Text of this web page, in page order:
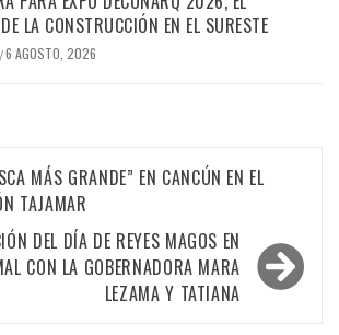
LA CONSTRUCCIÓN EN EL SURESTE
/6 AGOSTO, 2026
MÁS GRANDE” EN CANCÚN EN EL
TAJAMAR
DEL DÍA DE REYES MAGOS EN
CON LA GOBERNADORA MARA
LEZAMA Y TATIANA